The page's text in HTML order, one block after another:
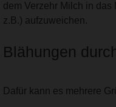
dem Verzehr Milch in
z.B.) aufzuweichen.
Blähungen
Dafür kann es mehrere